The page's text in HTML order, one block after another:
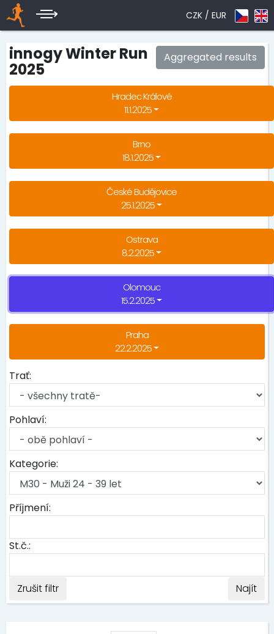
CZK / EUR
Aggregated results
innogy Winter Run
2025
Hradec Králové
11.1.2025
Brno
18.1.2025
České Budějovice
25.1.2025
Ostrava
8.2.2025
Olomouc
15.2.2025
Praha
22.2.2025
Trať:
Pohlaví:
Kategorie:
Příjmení:
St.č.:
Zrušit filtr Najít